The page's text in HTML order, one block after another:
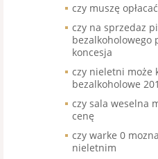
czy muszę
czy na sprzedaz
bezalkoholowego
koncesja
czy nieletni może
bezalkoholowe
czy sala weselna
cenę
czy warke 0
nieletnim